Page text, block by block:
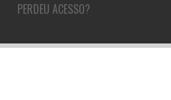
PERDEU ACESSO?